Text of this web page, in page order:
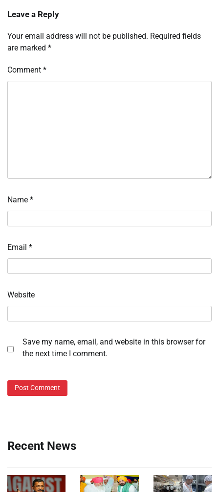
Leave a Reply
Your email address will not be published. Required fields
are marked *
Comment *
Name *
Email *
Website
Save my name, email, and website in this browser for
the next time I comment.
Recent News